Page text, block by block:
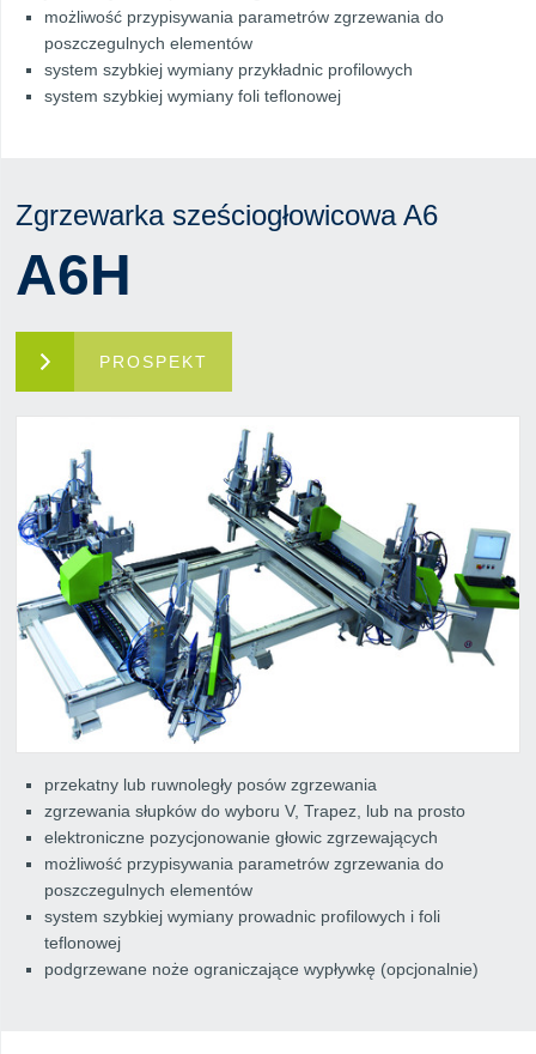
możliwość przypisywania parametrów zgrzewania do
poszczegulnych elementów
system szybkiej wymiany przykładnic profilowych
system szybkiej wymiany foli teflonowej
Zgrzewarka sześciogłowicowa A6
A6H
PROSPEKT
przekatny lub ruwnoległy posów zgrzewania
zgrzewania słupków do wyboru V, Trapez, lub na prosto
elektroniczne pozycjonowanie głowic zgrzewających
możliwość przypisywania parametrów zgrzewania do
poszczegulnych elementów
system szybkiej wymiany prowadnic profilowych i foli
teflonowej
podgrzewane noże ograniczające wypływkę (opcjonalnie)